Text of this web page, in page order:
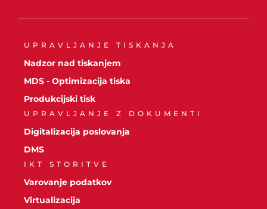
UPRAVLJANJE TISKANJA
Nadzor nad tiskanjem
MDS - Optimizacija tiska
Produkcijski tisk
UPRAVLJANJE Z DOKUMENTI
Digitalizacija poslovanja
DMS
IKT STORITVE
Varovanje podatkov
Virtualizacija